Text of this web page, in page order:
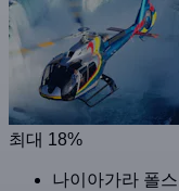
최대 18%
나이아가라 폴스